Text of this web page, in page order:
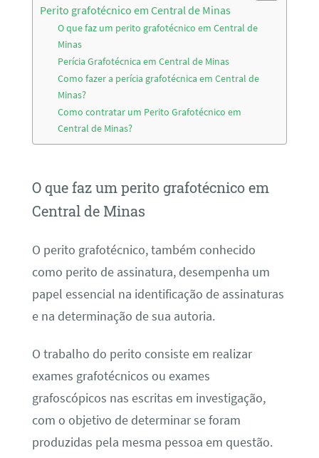
Perito grafotécnico em Central de Minas
O que faz um perito grafotécnico em Central de
Minas
Perícia Grafotécnica em Central de Minas
Como fazer a perícia grafotécnica em Central de
Minas?
Como contratar um Perito Grafotécnico em
Central de Minas?
O que faz um perito grafotécnico em
Central de Minas
O perito grafotécnico, também conhecido
como perito de assinatura, desempenha um
papel essencial na identificação de assinaturas
e na determinação de sua autoria.
O trabalho do perito consiste em realizar
exames grafotécnicos ou exames
grafoscópicos nas escritas em investigação,
com o objetivo de determinar se foram
produzidas pela mesma pessoa em questão.